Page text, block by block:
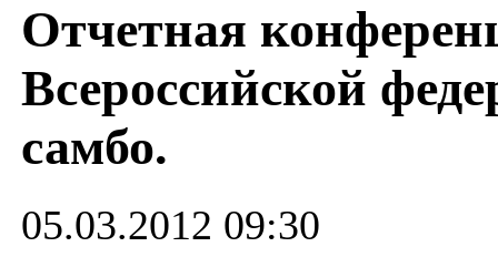
Отчетная
Всероссийской
самбо.
05.03.2012 09:30